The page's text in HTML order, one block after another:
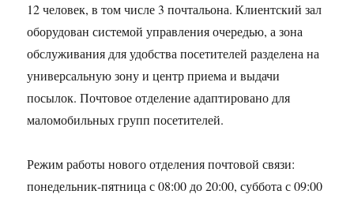
12 человек, в том числе 3 почтальона. Клиентский зал
оборудован системой управления очередью, а зона
обслуживания для удобства посетителей разделена на
универсальную зону и центр приема и выдачи
посылок. Почтовое отделение адаптировано для
маломобильных групп посетителей.
Режим работы нового отделения почтовой связи:
понедельник-пятница с 08:00 до 20:00, суббота с 09:00